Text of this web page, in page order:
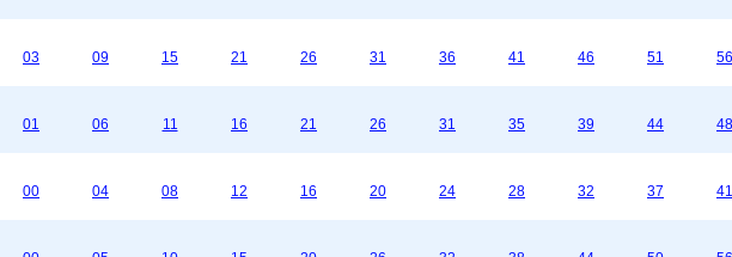
03 09 15 21 26 31 36 41 46 51 56
01 06 11 16 21 26 31 35 39 44 48
00 04 08 12 16 20 24 28 32 37 41